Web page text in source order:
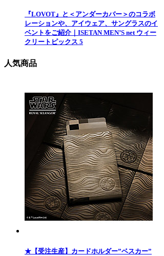
『LOVOT』と＜アンダーカバー＞のコラボ
レーションや、アイウェア、サングラスのイ
ベントをご紹介｜ISETAN MEN’S net ウィー
クリートピックス 5
人気商品
★【受注生産】カードホルダー”ベスカー”